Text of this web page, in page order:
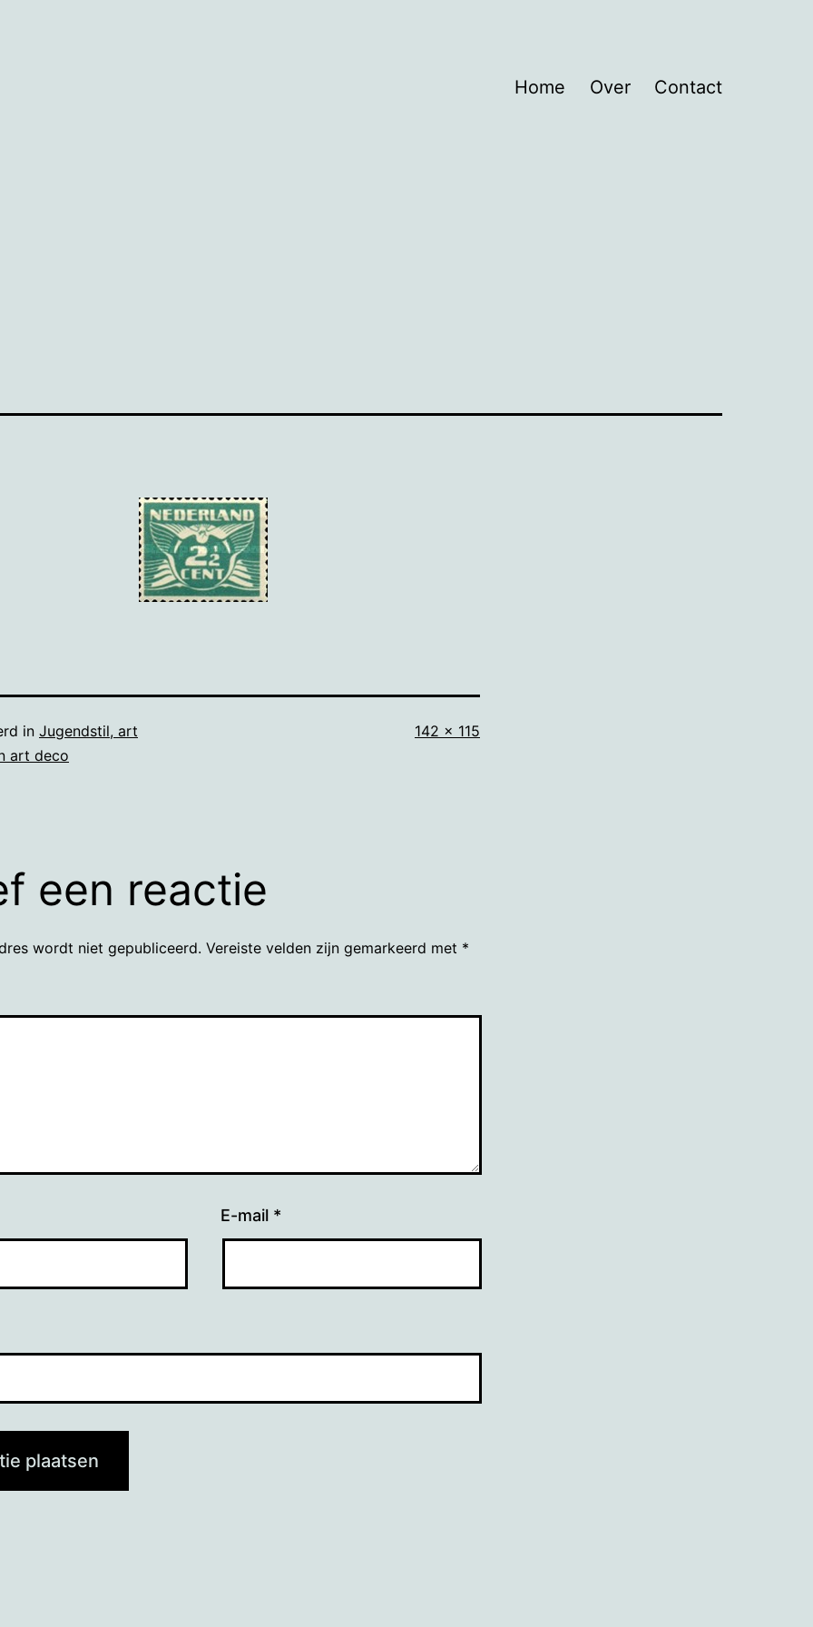
Home Over Contact
in Jugendstil, art
art deco
Volledige
142 × 115
een reactie
wordt niet gepubliceerd. Vereiste velden zijn gemarkeerd met *
E-mail *